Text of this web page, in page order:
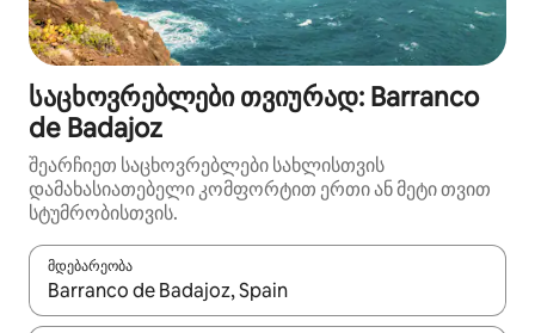
საცხოვრებლები თვიურად: Barranco
de Badajoz
შეარჩიეთ საცხოვრებლები სახლისთვის
დამახასიათებელი კომფორტით ერთი ან მეტი თვით
სტუმრობისთვის.
მდებარეობა
როცა შედეგები ხელმისაწვდომი გახდება, ნავიგაციისთვის